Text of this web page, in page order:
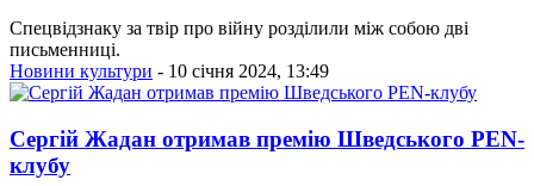
Спецвідзнаку за твір про війну розділили між собою дві
письменниці.
Новини культури - 10 січня 2024, 13:49
Сергій Жадан отримав премію Шведського PEN-
клубу